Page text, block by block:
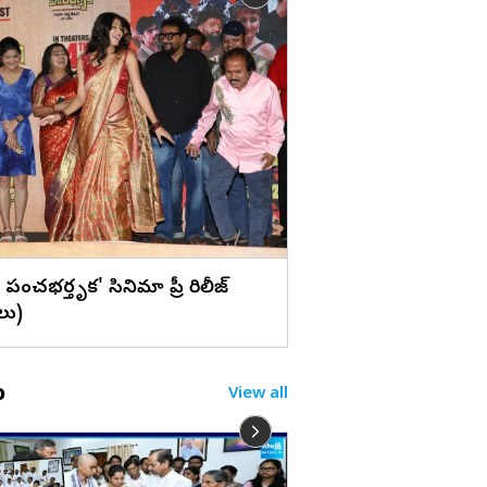
పంచభర్తృక' సినిమా ప్రీ రిలీజ్
View all